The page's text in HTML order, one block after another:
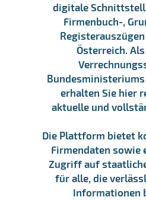
digitale
Firmenbuch-,
Österreich.
erhalten Sie hier
aktuelle und
Die Plattform bietet
Firmendaten sowie
Zugriff auf
für alle, die
Informationen